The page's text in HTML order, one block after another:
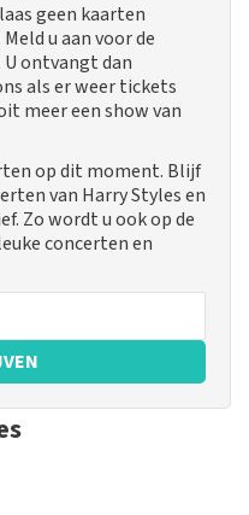
geen kaarten
u aan voor de
U ontvangt dan
als er weer tickets
meer een show van
op dit moment. Blijf
van Harry Styles en
Zo wordt u ook op de
concerten en